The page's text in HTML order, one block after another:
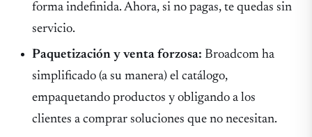
forma indefinida. Ahora, si no pagas, te quedas sin
servicio.
Paquetización y venta forzosa: Broadcom ha
simplificado (a su manera) el catálogo,
empaquetando productos y obligando a los
clientes a comprar soluciones que no necesitan.